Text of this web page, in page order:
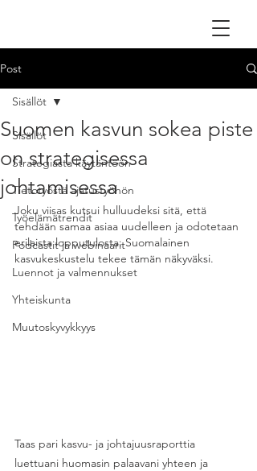
Post
Sisällöt
Strategiasta käytäntöön
Tietotyöstä ajatustyöhön
Työelämätrendit
Podcastit ja webinaarit
Luennot ja valmennukset
Yhteiskunta
Muutoskyvykkyys
Sisällöt
Suomen kasvun sokea piste
on strategisessa
johtamisessa
Joku viisas kutsui hulluudeksi sitä, että
tehdään samaa asiaa uudelleen ja odotetaan
erilaista lopputulosta. Suomalainen
kasvukeskustelu tekee tämän näkyväksi.
Taas pari kasvu- ja johtajuusraporttia
luettuani huomasin palaavani yhteen ja